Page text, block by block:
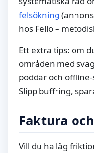
felsökning
hos Fello –
Ett extra tips: om
områden med
poddar och
Slipp buffring,
Faktura
Vill du ha låg